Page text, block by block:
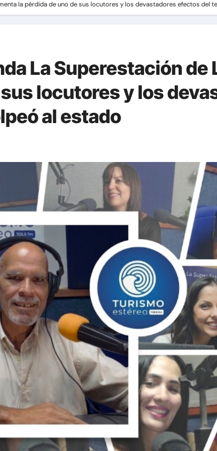
la pérdida de uno de sus locutores y los devastadores efectos del
La Superestación de
locutores y los
al estado